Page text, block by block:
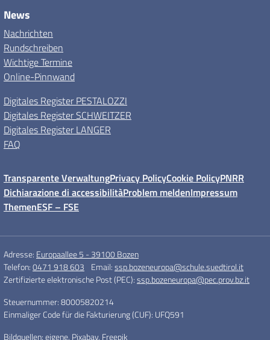
News
Nachrichten
Rundschreiben
Wichtige Termine
Online-Pinnwand
Digitales Register PESTALOZZI
Digitales Register SCHWEITZER
Digitales Register LANGER
FAQ
Transparente VerwaltungPrivacy PolicyCookie PolicyPNRR
Dichiarazione di accessibilitàProblem meldenImpressum
ThemenESF – FSE
Adresse: Europaallee 5 - 39100 Bozen
Telefon:0471 918 603 Email:ssp.bozeneuropa@schule.suedtirol.it
Zertifizierte elektronische Post (PEC):ssp.bozeneuropa@pec.prov.bz.it
Steuernummer: 80005820214
Einmaliger Code für die Fakturierung (CUF): UFQ591
Bildquellen: eigene, Pixabay, Freepik